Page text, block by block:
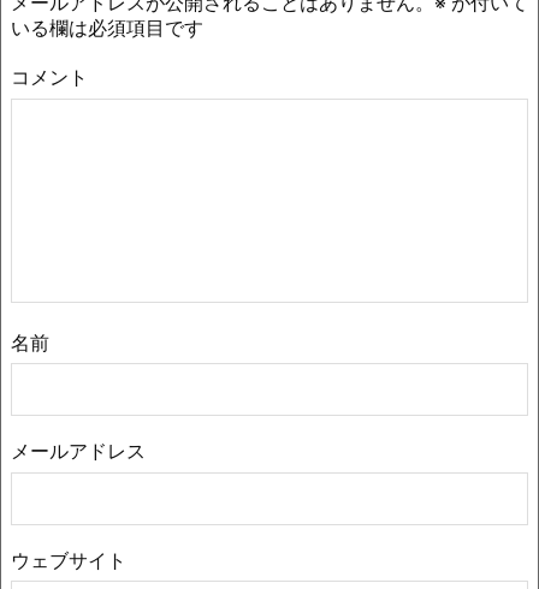
いる欄は必須項目です
コメント
名前
メールアドレス
ウェブサイト